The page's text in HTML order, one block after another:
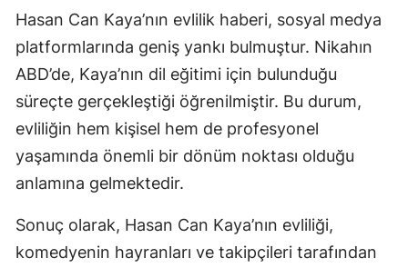
Sivas
Tokat
Uşak
Hasan Can Kaya’nın evlilik haberi, sosyal medya
platformlarında geniş yankı bulmuştur. Nikahın
ABD’de, Kaya’nın dil eğitimi için bulunduğu
süreçte gerçekleştiği öğrenilmiştir. Bu durum,
evliliğin hem kişisel hem de profesyonel
yaşamında önemli bir dönüm noktası olduğu
anlamına gelmektedir.
Sonuç olarak, Hasan Can Kaya’nın evliliği,
komedyenin hayranları ve takipçileri tarafından